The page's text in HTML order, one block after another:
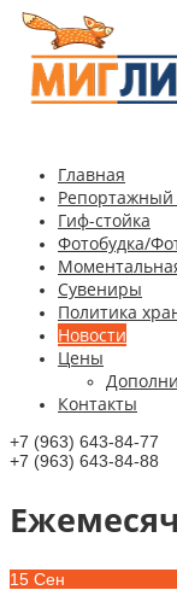
Главная
Репортажный
Гиф-стойка
Фотобудка/
Сувениры
Политика
Новости
Цены
Контакты
+7 (963) 643-84-77
+7 (963) 643-84-88
15 Сен